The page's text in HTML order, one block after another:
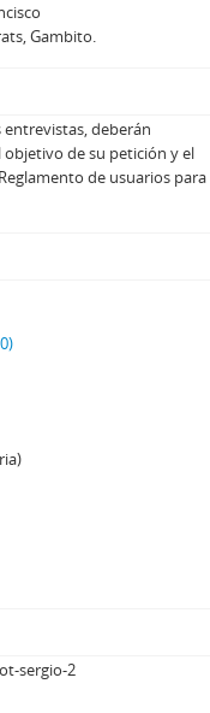
Gambito.
deberán
de su petición y el
de usuarios para
sergio-2